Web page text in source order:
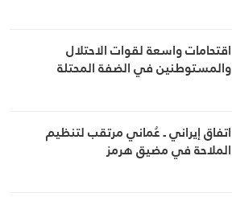
اقتحامات واسعة لقوات الاحتلال
والمستوطنين في الضفة المحتلة
اتفاق إيراني ـ عُماني مرتقب لتنظيم
الملاحة في مضيق هرمز